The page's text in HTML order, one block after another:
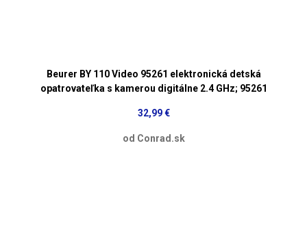
Beurer BY 110 Video 95261 elektronická detská
opatrovateľka s kamerou digitálne 2.4 GHz; 95261
32,99 €
od Conrad.sk